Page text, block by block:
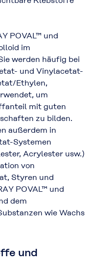
POVAL™ und
im
werden häufig bei
und Vinylacetat-
Ethylen,
um
mit guten
zu bilden.
außerdem in
Systemen
Acrylester usw.)
von
Styren und
POVAL™ und
dem
wie Wachs
und